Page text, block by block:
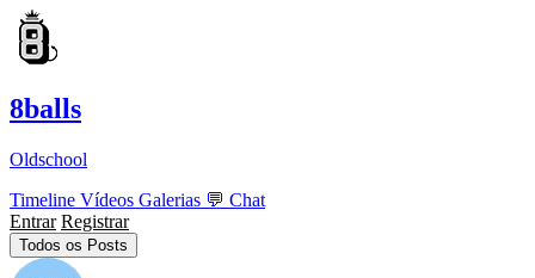
8balls
Oldschool
Timeline Vídeos Galerias 💬 Chat
Entrar Registrar
Todos os Posts